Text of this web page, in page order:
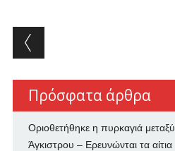
Post
Πρόσφατα άρθρα
Οριοθετήθηκε η πυρκαγιά
Άγκιστρου – Ερευνώνται τα αίτια